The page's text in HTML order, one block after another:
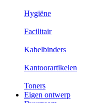
Hygiëne
Facilitair
Kabelbinders
Kantoorartikelen
Toners
Eigen ontwerp